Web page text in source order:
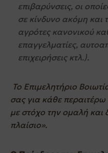
επιβαρύνσεις, οι
σε κίνδυνο ακόμη και
αγρότες κανονικού
επαγγελματίες,
επιχειρήσεις κτλ.).
Το Επιμελητήριο
σας για κάθε περαιτέρω
με στόχο την ομαλή και
πλαίσιο».